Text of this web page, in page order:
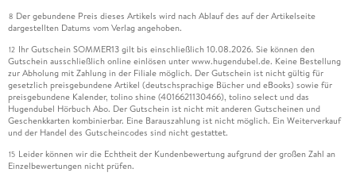
8 Der gebundene Preis dieses Artikels wird nach Ablauf des auf der Artikelseite
dargestellten Datums vom Verlag angehoben.
12 Ihr Gutschein SOMMER13 gilt bis einschließlich 10.08.2026. Sie können den
Gutschein ausschließlich online einlösen unter www.hugendubel.de. Keine Bestellung
zur Abholung mit Zahlung in der Filiale möglich. Der Gutschein ist nicht gültig für
gesetzlich preisgebundene Artikel (deutschsprachige Bücher und eBooks) sowie für
preisgebundene Kalender, tolino shine (4016621130466), tolino select und das
Hugendubel Hörbuch Abo. Der Gutschein ist nicht mit anderen Gutscheinen und
Geschenkkarten kombinierbar. Eine Barauszahlung ist nicht möglich. Ein Weiterverkauf
und der Handel des Gutscheincodes sind nicht gestattet.
15 Leider können wir die Echtheit der Kundenbewertung aufgrund der großen Zahl an
Einzelbewertungen nicht prüfen.